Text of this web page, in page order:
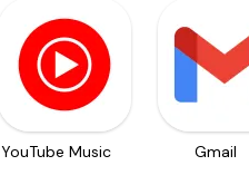
YouTube Music Gmail